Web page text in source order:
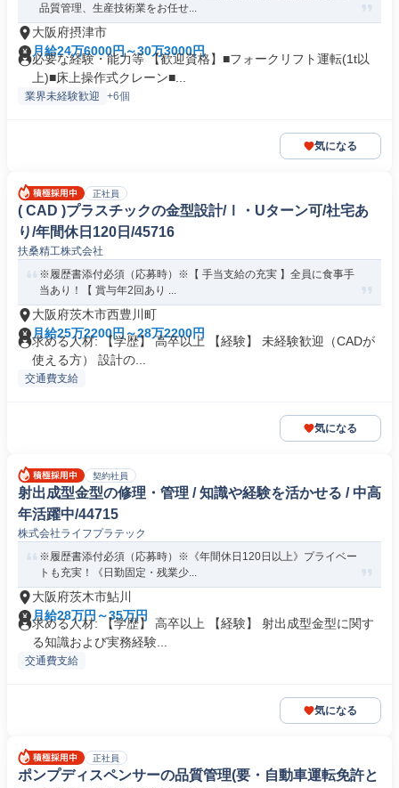
品質管理、生産技術業をお任せ...
大阪府摂津市
月給24万6000円～30万3000円
必要な経験・能力等 【歓迎資格】■フォークリフト運転(1t以
上)■床上操作式クレーン■...
業界未経験歓迎 +6個
気になる
正社員
( CAD )プラスチックの金型設計/Ⅰ・Uターン可/社宅あ
り/年間休日120日/45716
扶桑精工株式会社
※履歴書添付必須（応募時）※【 手当支給の充実 】全員に食事手
当あり！【 賞与年2回あり ...
大阪府茨木市西豊川町
月給25万2200円～28万2200円
求める人材: 【学歴】 高卒以上 【経験】 未経験歓迎（CADが
使える方） 設計の...
交通費支給
気になる
契約社員
射出成型金型の修理・管理 / 知識や経験を活かせる / 中高
年活躍中/44715
株式会社ライフプラテック
※履歴書添付必須（応募時）※《年間休日120日以上》プライベー
トも充実！《日勤固定・残業少...
大阪府茨木市鮎川
月給28万円～35万円
求める人材: 【学歴】 高卒以上 【経験】 射出成型金型に関す
る知識および実務経験...
交通費支給
気になる
正社員
ポンプディスペンサーの品質管理(要・自動車運転免許と